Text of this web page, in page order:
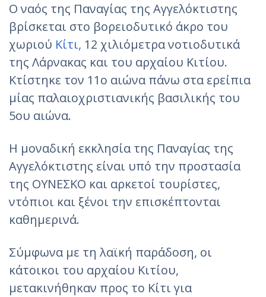
Ο ναός της Παναγίας της Αγγελόκτιστης
βρίσκεται στο βορειοδυτικό άκρο του
χωριού Κίτι, 12 χιλιόμετρα νοτιοδυτικά
της Λάρνακας και του αρχαίου Κιτίου.
Κτίστηκε τον 11ο αιώνα πάνω στα ερείπια
μίας παλαιοχριστιανικής βασιλικής του
5ου αιώνα.
Η μοναδική εκκλησία της Παναγίας της
Αγγελόκτιστης είναι υπό την προστασία
της ΟΥΝΕΣΚΟ και αρκετοί τουρίστες,
ντόπιοι και ξένοι την επισκέπτονται
καθημερινά.
Σύμφωνα με τη λαϊκή παράδοση, οι
κάτοικοι του αρχαίου Κιτίου,
μετακινήθηκαν προς το Κίτι για